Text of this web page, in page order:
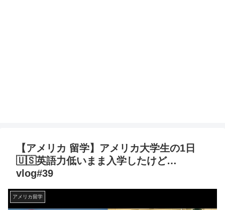
【アメリカ 留学】アメリカ大学生の1日
🇺🇸英語力低いまま入学したけど…
vlog#39
アメリカ留学